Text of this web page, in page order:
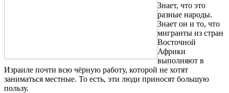
Знает, что это
разные народы.
Знает он и то, что
мигранты из стран
Восточной
Африки
выполняют в
Израиле почти всю чёрную работу, которой не хотят
заниматься местные. То есть, эти люди приносят большую
пользу.